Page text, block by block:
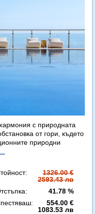
с природната
от гори, където
природни
1326.00 €
2593.43 лв
41.78 %
554.00 €
1083.53 лв